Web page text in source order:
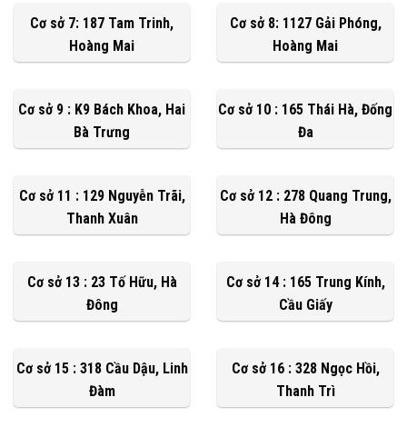
Cơ sở 7: 187 Tam Trinh,
Hoàng Mai
Cơ sở 8: 1127 Gải Phóng,
Hoàng Mai
Cơ sở 9 : K9 Bách Khoa, Hai
Bà Trưng
Cơ sở 10 : 165 Thái Hà, Đống
Đa
Cơ sở 11 : 129 Nguyễn Trãi,
Thanh Xuân
Cơ sở 12 : 278 Quang Trung,
Hà Đông
Cơ sở 13 : 23 Tố Hữu, Hà
Đông
Cơ sở 14 : 165 Trung Kính,
Cầu Giấy
Cơ sở 15 : 318 Cầu Dậu, Linh
Đàm
Cơ sở 16 : 328 Ngọc Hồi,
Thanh Trì